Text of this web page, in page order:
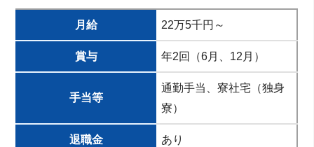
月給 22万5千円～
賞与 年2回（6月、12月）
手当等
通勤手当、寮社宅（独身
寮）
退職金 あり